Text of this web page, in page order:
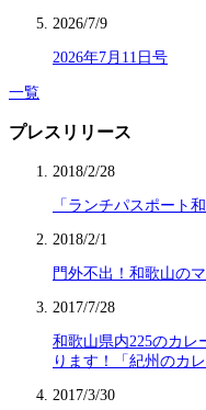
2026/7/9
2026年7月11日号
一覧
プレスリリース
2018/2/28
「ランチパスポート
2018/2/1
門外不出！和歌山の
2017/7/28
和歌山県内225のカレ
ります！「紀州のカ
2017/3/30